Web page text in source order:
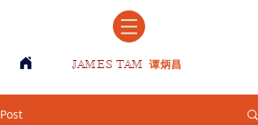
JAMES TAM 谭炳昌
Post